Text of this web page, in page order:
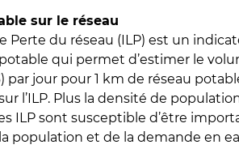
sur le réseau
Perte du réseau (ILP) est un
potable qui permet d’estimer le
par jour pour 1 km de réseau
l’ILP. Plus la densité de
ILP sont susceptible d’être
population et de la demande en